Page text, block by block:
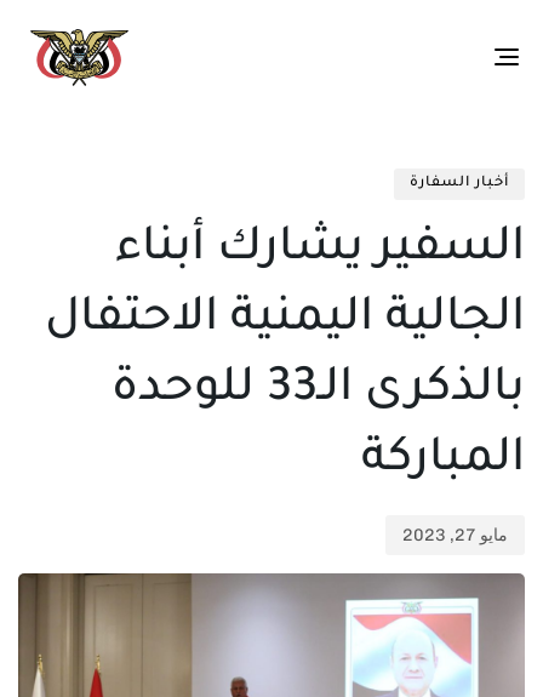
Toggle
أخبار السفارة
السفير يشارك أبناء
الجالية اليمنية الاحتفال
بالذكرى الـ33 للوحدة
المباركة
مايو 27, 2023